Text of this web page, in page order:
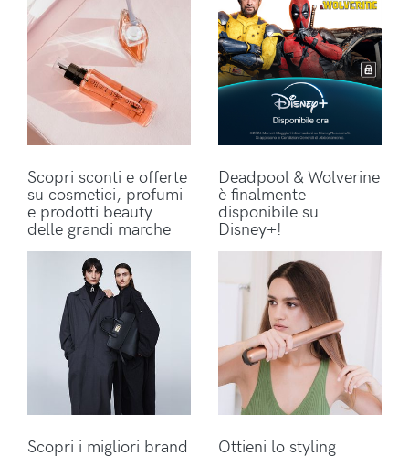
Scopri sconti e offerte
su cosmetici, profumi
e prodotti beauty
delle grandi marche
Deadpool & Wolverine
è finalmente
disponibile su
Disney+!
Scopri i migliori brand Ottieni lo styling